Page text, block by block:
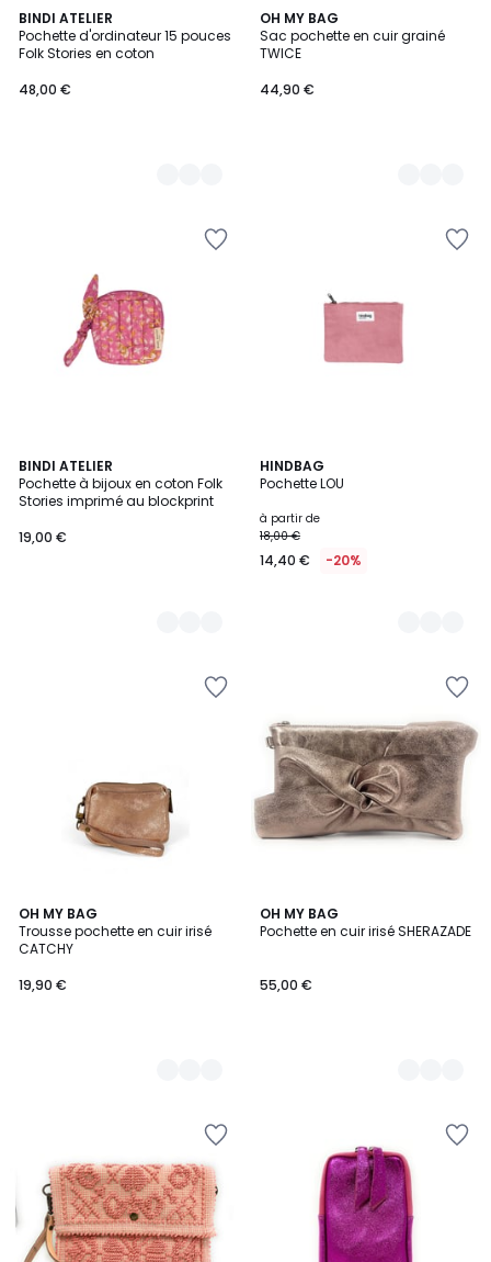
BINDI ATELIER
Pochette d'ordinateur 15 pouces
Folk Stories en coton
48,00 €
3
Couleurs
OH MY BAG
Sac pochette en cuir grainé
TWICE
44,90 €
9
Couleurs
BINDI ATELIER
Pochette à bijoux en coton Folk
Stories imprimé au blockprint
19,00 €
3
Couleurs
HINDBAG
Pochette LOU
à partir de
18,00 €
14,40 € -20%
16
Couleurs
OH MY BAG
Trousse pochette en cuir irisé
CATCHY
19,90 €
8
Couleurs
OH MY BAG
Pochette en cuir irisé SHERAZADE
55,00 €
8
Couleurs